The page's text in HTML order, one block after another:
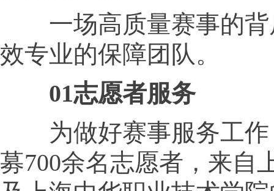
一场高质量赛事的背
效专业的保障团队。
01志愿者服务
为做好赛事服务工作
募700余名志愿者，来自